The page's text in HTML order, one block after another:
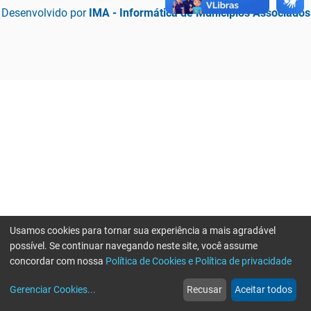
Desenvolvido por IMA - Informática de Municípios Associados
web
Notícias
more_horiz
Mais
Usamos cookies para tornar sua experiência a mais agradável
possível. Se continuar navegando neste site, você assume
concordar com nossa Política de Cookies e Política de privacidade
Gerenciar Cookies... Recusar Aceitar todos
Erro ao enviar informações, por favor tente novamente